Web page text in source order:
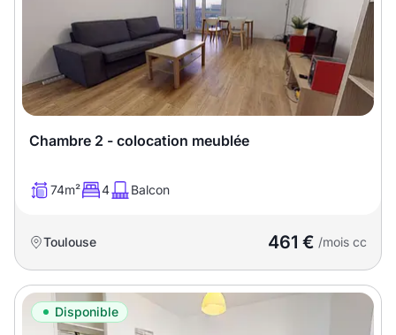
Chambre 2 - colocation meublée
74m² 4 Balcon
Toulouse 461 € /mois cc
Disponible